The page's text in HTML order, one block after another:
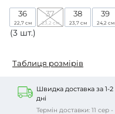
36
22,7 см
(3 шт.)
37
23,2 см
38
23,7 см
39
24,2 см
Таблиця розмірів
Швидка доставка за 1-2
дні
Термін доставки: 11 сер -